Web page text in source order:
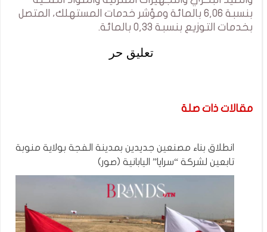
بنسبة 6,06 بالمائة ومؤشر خدمات المستهلك، المتصل
بخدمات التوزيع بنسبة 0,33 بالمائة.
تعليق حر
مقالات ذات صلة
انطلاق بناء مصنعين جديدين بمدينة الفجة بولاية منوبة
تابعين لشركة “سرايا” اليابانية (صور)